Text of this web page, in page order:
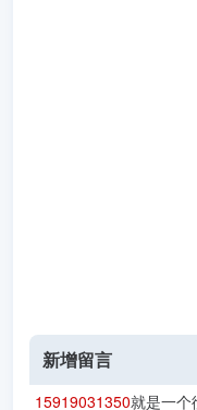
新增留言
15919031350就是一个